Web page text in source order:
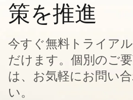
策を推進
今すぐ無料トライア
だけます。個別のご
は、お気軽にお問い
い。